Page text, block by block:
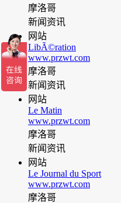
摩洛哥
新闻资讯
网站
LibÃ©ration
www.przwt.com
摩洛哥
新闻资讯
网站
Le Matin
www.przwt.com
摩洛哥
新闻资讯
网站
Le Journal du Sport
www.przwt.com
摩洛哥